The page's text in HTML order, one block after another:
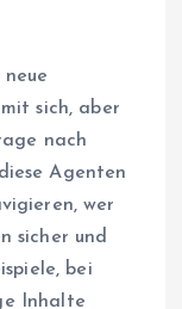
sich, aber
nach
Agenten
wer
sicher und
bei
Inhalte